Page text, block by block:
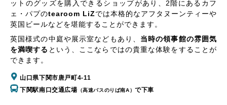
ットのグッズを購入できるショップがあり、2階にあるカフ
ェ・パプのtearoom LiZでは本格的なアフタヌーンティーや
英国ビールなどを堪能することができます。
英国様式の中庭や展示室などもあり、 当時の領事館の雰囲気
を満喫する という、ここならではの貴重な体験をすることが
できます。
山口県下関市唐戸町4-11
下関駅南口交通広場 （高速バスのりば南A）で下車